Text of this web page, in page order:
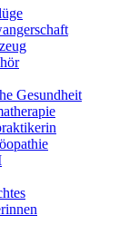
Gesundheit